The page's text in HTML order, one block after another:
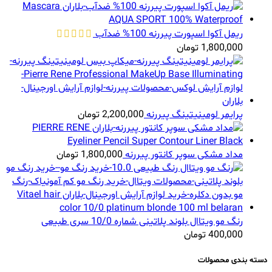
ریمل آکوا اسپورت پیررنه 100% ضدآب
1,800,000 تومان
پرایمر لومینیتینگ پیررنه2,200,000تومان
مداد مشکی سوپر کانتور پیررنه1,800,000 تومان
رنگ مو ویتاال بلوند پلاتینی شماره 10/0 سری طبیعی
400,000تومان
دسته بندی محصولات